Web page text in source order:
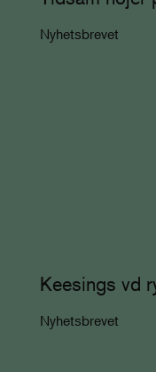
Nyhetsbrevet
Keesings vd
Nyhetsbrevet